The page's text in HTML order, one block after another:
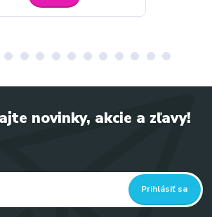
novinky, akcie a zľavy!
Prihlásiť sa